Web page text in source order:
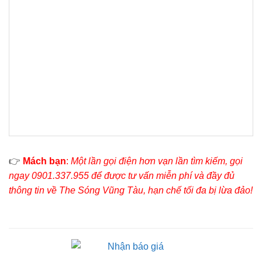
👉 Mách bạn: Một lần gọi điện hơn vạn lần tìm kiếm, gọi
ngay 0901.337.955 để được tư vấn miễn phí và đầy đủ
thông tin về The Sóng Vũng Tàu, hạn chế tối đa bị lừa đảo!